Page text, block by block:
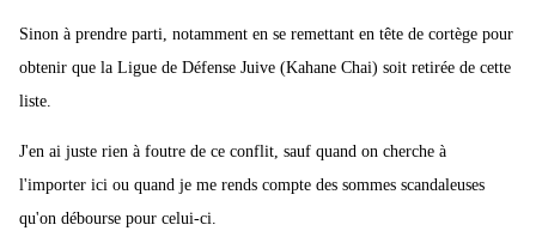
Sinon à prendre parti, notamment en se remettant en tête de cortège pour
obtenir que la Ligue de Défense Juive (Kahane Chai) soit retirée de cette
liste.
J'en ai juste rien à foutre de ce conflit, sauf quand on cherche à
l'importer ici ou quand je me rends compte des sommes scandaleuses
qu'on débourse pour celui-ci.